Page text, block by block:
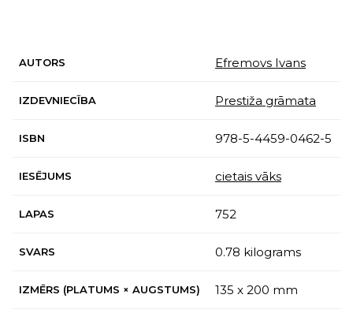
AUTORS Efremovs Ivans
IZDEVNIECĪBA Prestiža grāmata
ISBN 978-5-4459-0462-5
IESĒJUMS cietais vāks
LAPAS 752
SVARS 0.78 kilograms
IZMĒRS (PLATUMS × AUGSTUMS) 135 x 200 mm